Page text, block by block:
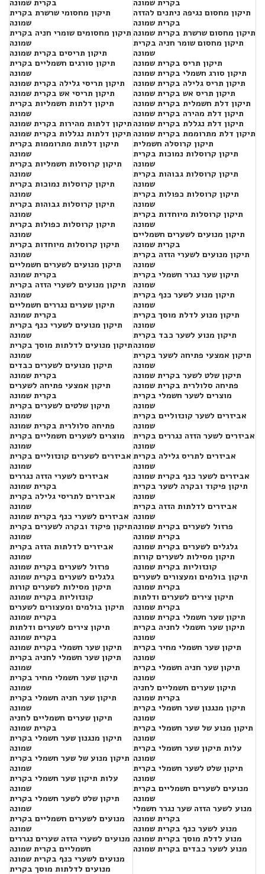
בקרית שמונה
תיקון מחסומי שרשרת בקרית
שמונה
תיקון מחסומים שומרי חניה בקרית
שמונה
תיקון תריסים בקרית שמונה
תיקון סורגים חשמליים בקרית
שמונה
תיקון תריסי גלילה בקרית שמונה
תיקון תריסי אש בקרית שמונה
תיקון דלתות חשמליות בקרית
שמונה
תיקון דלתות מהירות בקרית שמונה
תיקון דלתות נגללות בקרית שמונה
תיקון דלתות מתרוממות בקרית
שמונה
תיקון קרוסלות חשמליות בקרית
שמונה
תיקון קרוסלות נמוכות בקרית
שמונה
תיקון קרוסלות גבוהות בקרית
שמונה
תיקון קרוסלות כפולות בקרית
שמונה
תיקון קרוסלות מיוחדות בקרית
שמונה
תיקון מנועים לשערים חשמליים
בקרית שמונה
תיקון מנועים לשערי הזזה בקרית
שמונה
תיקון שערים נגררים חשמליים
בקרית שמונה
תיקון מנועים לשערי כנף בקרית
שמונה
תיקון מנועים לדלתות מוסך בקרית
שמונה
תיקון מנועים לשערים כבדים
בקרית שמונה
תיקון אמצעי פתיחה לשערים
בקרית שמונה
תיקון שלטים לשערים בקרית
שמונה
פתיחה סלולרית בקרית שמונה
מוצרים לשערים חשמליים בקרית
שמונה
אביזרים לשערים קונזוליים בקרית
שמונה
אביזרים לשערי הזזה נגררים
בקרית שמונה
אביזרים לתריסי גלילה בקרית
שמונה
אביזרים לשערי כנף בקרית שמונה
תיקון פיקוד ובקרה לשערים בקרית
שמונה
אביזרים לדלתות הזזה בקרית
שמונה
פרזול לשערים בקרית שמונה
גלגלים לשערים בקרית שמונה
תיקון מסילות לשערים קורות
קונזוליות בקרית שמונה
תיקון בולמים ומעצורים לשערים
בקרית שמונה
תיקון צירים לשערים ודלתות
בקרית שמונה
תיקון שער חשמלי בקרית שמונה
תיקון שער חשמלי לחניה בקרית
שמונה
תיקון שער חשמלי מחיר בקרית
שמונה
תיקון שער חניה חשמלי בקרית
שמונה
תיקון שערים חשמליים לחניה
בקרית שמונה
תיקון מנגנון שער חשמלי בקרית
שמונה
תיקון מנוע של שער חשמלי בקרית
שמונה
עלות תיקון שער חשמלי בקרית
שמונה
תיקון שלט לשער חשמלי בקרית
שמונה
מנועים לשערים חשמליים בקרית
שמונה
מנועים לשערי הזזה שערים נגררים
חשמליים בקרית שמונה
מנועים לשערי כנף בקרית שמונה
מנועים לדלתות מוסך בקרית
בקרית שמונה
תיקון מחסום נגיפה ניתנים להזזה
בקרית שמונה
תיקון מחסום שרשרת בקרית שמונה
תיקון מחסום שומר חניה בקרית
שמונה
תיקון תריס בקרית שמונה
תיקון סורג חשמלי בקרית שמונה
תיקון תריס גלילה בקרית שמונה
תיקון תריס אש בקרית שמונה
תיקון דלת חשמלית בקרית שמונה
תיקון דלת מהירה בקרית שמונה
תיקון דלת נגללת בקרית שמונה
תיקון דלת מתרוממת בקרית שמונה
תיקון קרוסלה חשמלית
תיקון קרוסלות נמוכות בקרית
שמונה
תיקון קרוסלות גבוהות בקרית
שמונה
תיקון קרוסלות כפולות בקרית
שמונה
תיקון קרוסלות מיוחדות בקרית
שמונה
תיקון מנועים לשערים חשמליים
בקרית שמונה
תיקון מנועים לשערי הזזה בקרית
שמונה
תיקון שער נגרר חשמלי בקרית
שמונה
תיקון מנוע לשער כנף בקרית
שמונה
תיקון מנוע לדלת מוסך בקרית
שמונה
תיקון מנוע לשער כבד בקרית
שמונה
תיקון אמצעי פתיחה לשער בקרית
שמונה
תיקון שלט לשער בקרית שמונה
פתיחה סלולרית בקרית שמונה
מוצרים לשער חשמלי בקרית
שמונה
אביזרים לשער קונזוליים בקרית
שמונה
אביזרים לשער הזזה נגררים בקרית
שמונה
אביזרים לתריס גלילה בקרית
שמונה
אביזרים לשער כנף בקרית שמונה
תיקון פיקוד ובקרה לשער בקרית
שמונה
אביזרים לדלתות הזזה בקרית
שמונה
פרזול לשערים בקרית שמונה
בקרית שמונה
גלגלים לשערים בקרית שמונה
תיקון מסילות לשערים קורות
קונזוליות בקרית שמונה
תיקון בולמים ומעצורים לשערים
בקרית שמונה
תיקון צירים לשערים ודלתות
בקרית שמונה
תיקון שער חשמלי בקרית שמונה
תיקון שער חשמלי לחניה בקרית
שמונה
תיקון שער חשמלי מחיר בקרית
שמונה
תיקון שער חניה חשמלי בקרית
שמונה
תיקון שערים חשמליים לחניה
בקרית שמונה
תיקון מנגנון שער חשמלי בקרית
שמונה
תיקון מנוע של שער חשמלי בקרית
שמונה
עלות תיקון שער חשמלי בקרית
שמונה
תיקון שלט לשער חשמלי בקרית
שמונה
מנועים לשערים חשמליים בקרית
שמונה
מנוע לשער הזזה שער נגרר חשמלי
בקרית שמונה
מנוע לשער כנף בקרית שמונה
מנוע לדלת מוסך בקרית שמונה
מנוע לשער כבדים בקרית שמונה